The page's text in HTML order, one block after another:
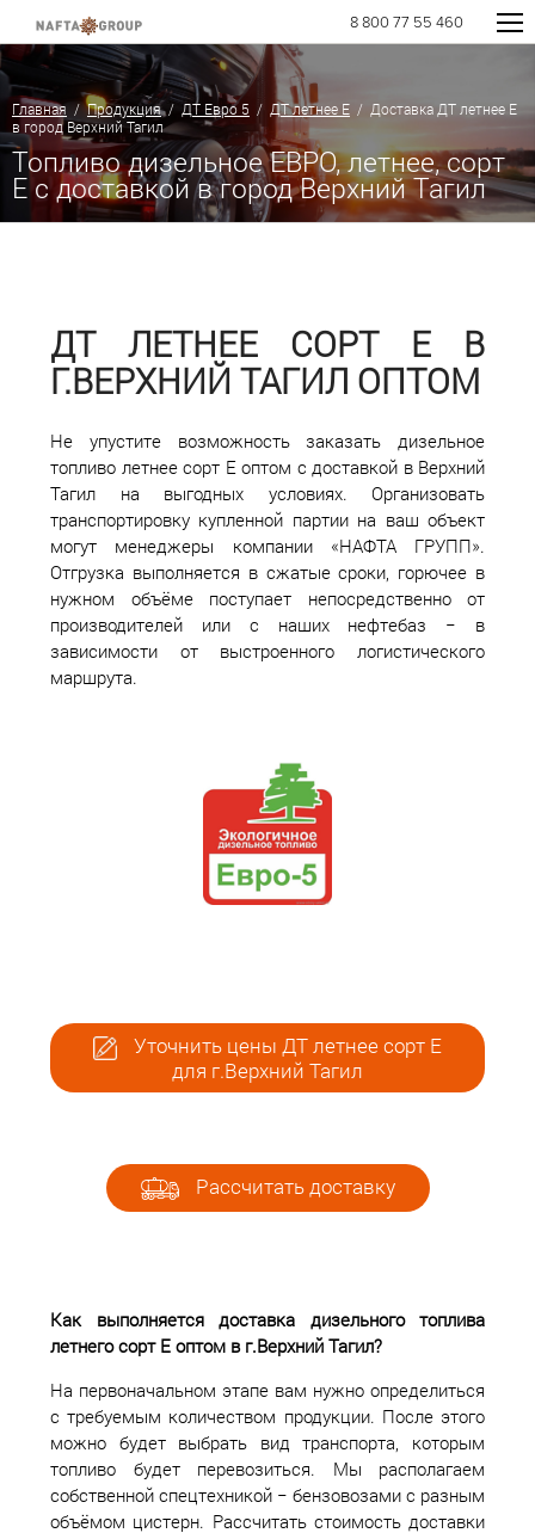
8 800 77 55 460
Главная /Продукция/ ДТ Евро 5 / ДТ летнее Е / Доставка ДТ летнее Е
в город Верхний Тагил
Топливо дизельное ЕВРО, летнее, сорт
E с доставкой в город Верхний Тагил
ДТ ЛЕТНЕЕ СОРТ Е В
Г.ВЕРХНИЙ ТАГИЛ ОПТОМ
Не упустите возможность заказать дизельное
топливо летнее сорт Е оптом с доставкой в Верхний
Тагил на выгодных условиях. Организовать
транспортировку купленной партии на ваш объект
могут менеджеры компании «НАФТА ГРУПП».
Отгрузка выполняется в сжатые сроки, горючее в
нужном объёме поступает непосредственно от
производителей или с наших нефтебаз − в
зависимости от выстроенного логистического
маршрута.
Уточнить цены ДТ летнее сорт Е
для г.Верхний Тагил
Рассчитать доставку
Как выполняется доставка дизельного топлива
летнего сорт Е оптом в г.Верхний Тагил?
На первоначальном этапе вам нужно определиться
с требуемым количеством продукции. После этого
можно будет выбрать вид транспорта, которым
топливо будет перевозиться. Мы располагаем
собственной спецтехникой − бензовозами с разным
объёмом цистерн. Рассчитать стоимость доставки